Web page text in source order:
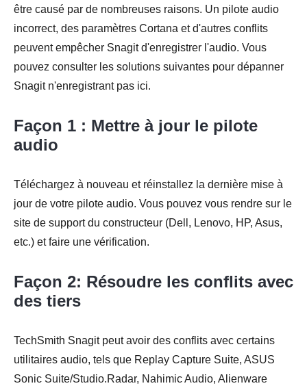
être causé par de nombreuses raisons. Un pilote audio
incorrect, des paramètres Cortana et d'autres conflits
peuvent empêcher Snagit d'enregistrer l'audio. Vous
pouvez consulter les solutions suivantes pour dépanner
Snagit n'enregistrant pas ici.
Façon 1 : Mettre à jour le pilote
audio
Téléchargez à nouveau et réinstallez la dernière mise à
jour de votre pilote audio. Vous pouvez vous rendre sur le
site de support du constructeur (Dell, Lenovo, HP, Asus,
etc.) et faire une vérification.
Façon 2: Résoudre les conflits avec
des tiers
TechSmith Snagit peut avoir des conflits avec certains
utilitaires audio, tels que Replay Capture Suite, ASUS
Sonic Suite/Studio.Radar, Nahimic Audio, Alienware